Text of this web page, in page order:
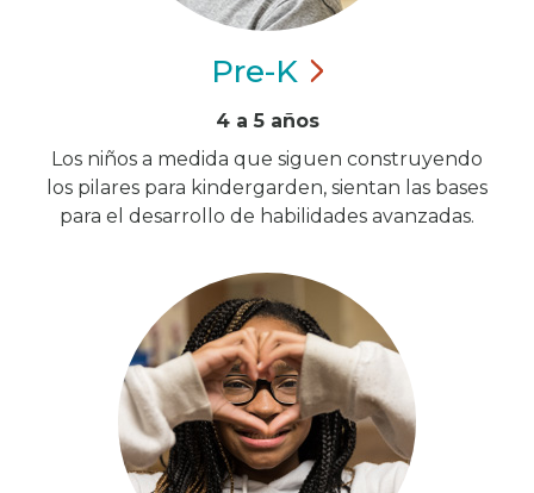
Pre-K
4 a 5 años
Los niños a medida que siguen construyendo
los pilares para kindergarden, sientan las bases
para el desarrollo de habilidades avanzadas.